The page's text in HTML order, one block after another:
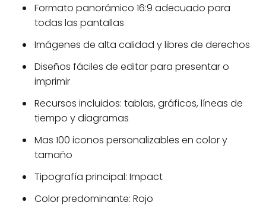
Formato panorámico 16:9 adecuado para
todas las pantallas
Imágenes de alta calidad y libres de derechos
Diseños fáciles de editar para presentar o
imprimir
Recursos incluidos: tablas, gráficos, líneas de
tiempo y diagramas
Mas 100 iconos personalizables en color y
tamaño
Tipografía principal: Impact
Color predominante: Rojo